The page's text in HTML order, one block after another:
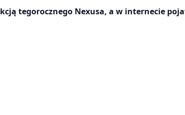
tegorocznego Nexusa, a w internecie